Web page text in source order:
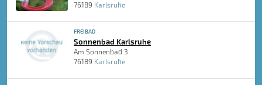
76189 Karlsruhe
FREIBAD
Sonnenbad Karlsruhe
Am Sonnenbad 3
76189 Karlsruhe